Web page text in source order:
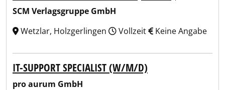
SCM Verlagsgruppe GmbH
Wetzlar, Holzgerlingen
Vollzeit Keine Angabe
IT-SUPPORT SPECIALIST (W/M/D)
pro aurum GmbH